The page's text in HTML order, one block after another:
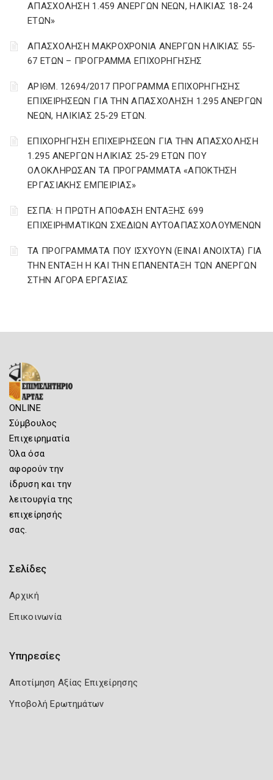
ΑΠΑΣΧΟΛΗΣΗ 1.459 ΑΝΕΡΓΩΝ ΝΕΩΝ, ΗΛΙΚΙΑΣ 18-24
ΕΤΩΝ»
ΑΠΑΣΧΟΛΗΣΗ ΜΑΚΡΟΧΡΟΝΙΑ ΑΝΕΡΓΩΝ ΗΛΙΚΙΑΣ 55-
67 ΕΤΩΝ – ΠΡΟΓΡΑΜΜΑ ΕΠΙΧΟΡΗΓΗΣΗΣ
ΑΡΙΘΜ. 12694/2017 ΠΡΟΓΡΑΜΜΑ ΕΠΙΧΟΡΗΓΗΣΗΣ
ΕΠΙΧΕΙΡΗΣΕΩΝ ΓΙΑ ΤΗΝ ΑΠΑΣΧΟΛΗΣΗ 1.295 ΑΝΕΡΓΩΝ
ΝΕΩΝ, ΗΛΙΚΙΑΣ 25-29 ΕΤΩΝ.
ΕΠΙΧΟΡΗΓΗΣΗ ΕΠΙΧΕΙΡΗΣΕΩΝ ΓΙΑ ΤΗΝ ΑΠΑΣΧΟΛΗΣΗ
1.295 ΑΝΕΡΓΩΝ ΗΛΙΚΙΑΣ 25-29 ΕΤΩΝ ΠΟΥ
ΟΛΟΚΛΗΡΩΣΑΝ ΤΑ ΠΡΟΓΡΑΜΜΑΤΑ «ΑΠΟΚΤΗΣΗ
ΕΡΓΑΣΙΑΚΗΣ ΕΜΠΕΙΡΙΑΣ»
ΕΣΠΑ: Η ΠΡΩΤΗ ΑΠΟΦΑΣΗ ΕΝΤΑΞΗΣ 699
ΕΠΙΧΕΙΡΗΜΑΤΙΚΩΝ ΣΧΕΔΙΩΝ ΑΥΤΟΑΠΑΣΧΟΛΟΥΜΕΝΩΝ
ΤΑ ΠΡΟΓΡΑΜΜΑΤΑ ΠΟΥ ΙΣΧΥΟΥΝ (ΕΙΝΑΙ ΑΝΟΙΧΤΑ) ΓΙΑ
ΤΗΝ ΕΝΤΑΞΗ Η ΚΑΙ ΤΗΝ ΕΠΑΝΕΝΤΑΞΗ ΤΩΝ ΑΝΕΡΓΩΝ
ΣΤΗΝ ΑΓΟΡΑ ΕΡΓΑΣΙΑΣ
ONLINE
Σύμβουλος
Επιχειρηματία
Όλα όσα
αφορούν την
ίδρυση και την
λειτουργία της
επιχείρησής
σας.
Σελίδες
Αρχική
Επικοινωνία
Υπηρεσίες
Αποτίμηση Αξίας Επιχείρησης
Υποβολή Ερωτημάτων